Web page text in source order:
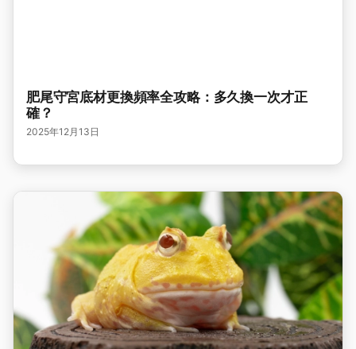
肥尾守宮底材更換頻率全攻略：多久換一次才正
確？
2025年12月13日